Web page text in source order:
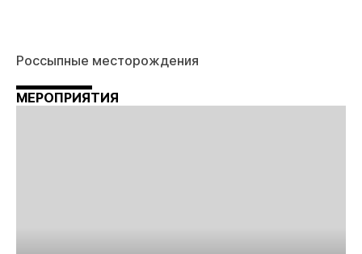
Россыпные месторождения
МЕРОПРИЯТИЯ